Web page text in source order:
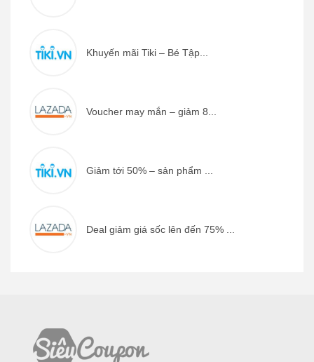
Khuyến mãi Tiki – Bé Tập...
Voucher may mắn – giảm 8...
Giảm tới 50% – sản phẩm ...
Deal giảm giá sốc lên đến 75% ...